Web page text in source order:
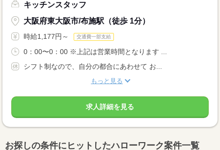
キッチンスタッフ
大阪府東大阪市/布施駅（徒歩 1分）
時給1,177円～ 交通費一部支給
0：00〜0：00 ※上記は営業時間となります ...
シフト制なので、自分の都合にあわせて お...
もっと見る
求人詳細を見る
お探しの条件にヒットしたハローワーク案件一覧